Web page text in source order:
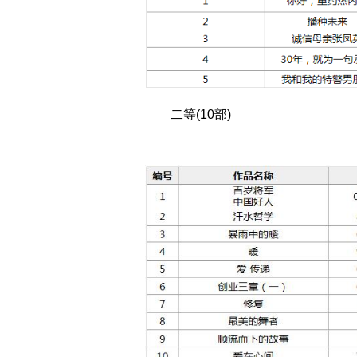
二等(10部)